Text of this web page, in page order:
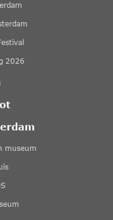
2026
museum